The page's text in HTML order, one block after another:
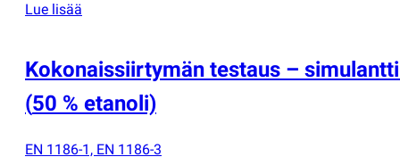
Lue lisää
Kokonaissiirtymän testaus –
(50 % etanoli)
EN 1186-1, EN 1186-3